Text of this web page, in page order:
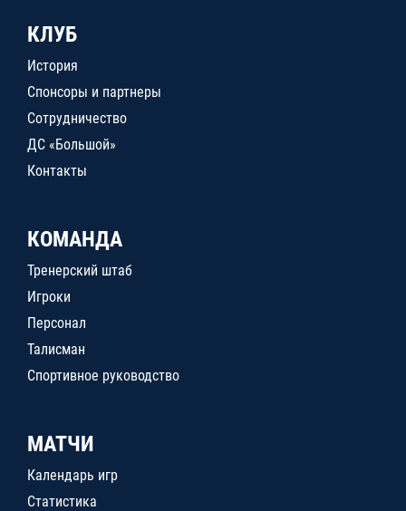
КЛУБ
История
Спонсоры и партнеры
Сотрудничество
ДС «Большой»
Контакты
КОМАНДА
Тренерский штаб
Игроки
Персонал
Талисман
Спортивное руководство
МАТЧИ
Календарь игр
Статистика